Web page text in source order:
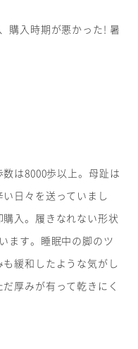
購入時期が悪かった! 暑
は8000歩以上。母趾は
日々を送っていまし
入。履きなれない形状
ます。睡眠中の脚のツ
緩和したような気がし
厚みが有って乾きにく